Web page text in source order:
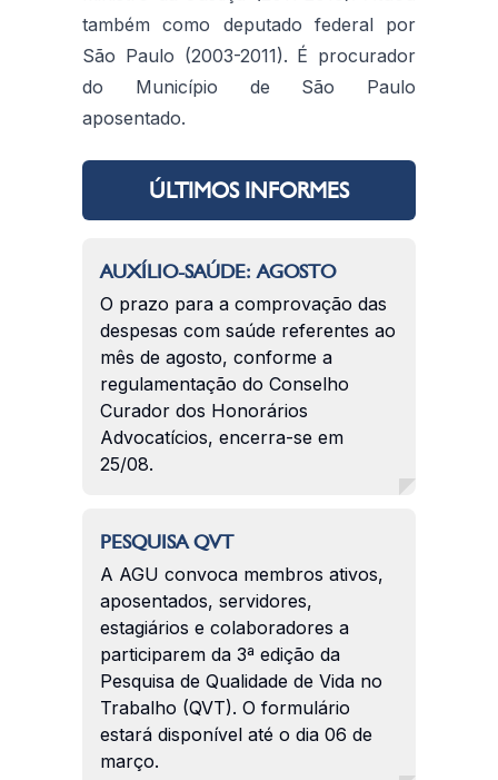
também como deputado federal por
São Paulo (2003-2011). É procurador
do Município de São Paulo
aposentado.
ÚLTIMOS INFORMES
AUXÍLIO-SAÚDE: AGOSTO
O prazo para a comprovação das
despesas com saúde referentes ao
mês de agosto, conforme a
regulamentação do Conselho
Curador dos Honorários
Advocatícios, encerra-se em
25/08.
PESQUISA QVT
A AGU convoca membros ativos,
aposentados, servidores,
estagiários e colaboradores a
participarem da 3ª edição da
Pesquisa de Qualidade de Vida no
Trabalho (QVT). O formulário
estará disponível até o dia 06 de
março.